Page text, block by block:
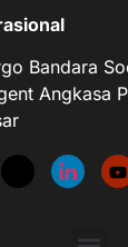
Bandara
Angkasa